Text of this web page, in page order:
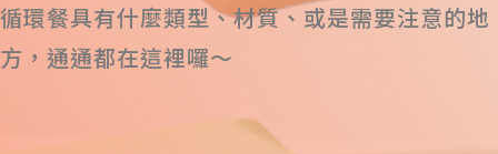
循環餐具有什麼類型、材質、或是需要注意的地
方，通通都在這裡囉～